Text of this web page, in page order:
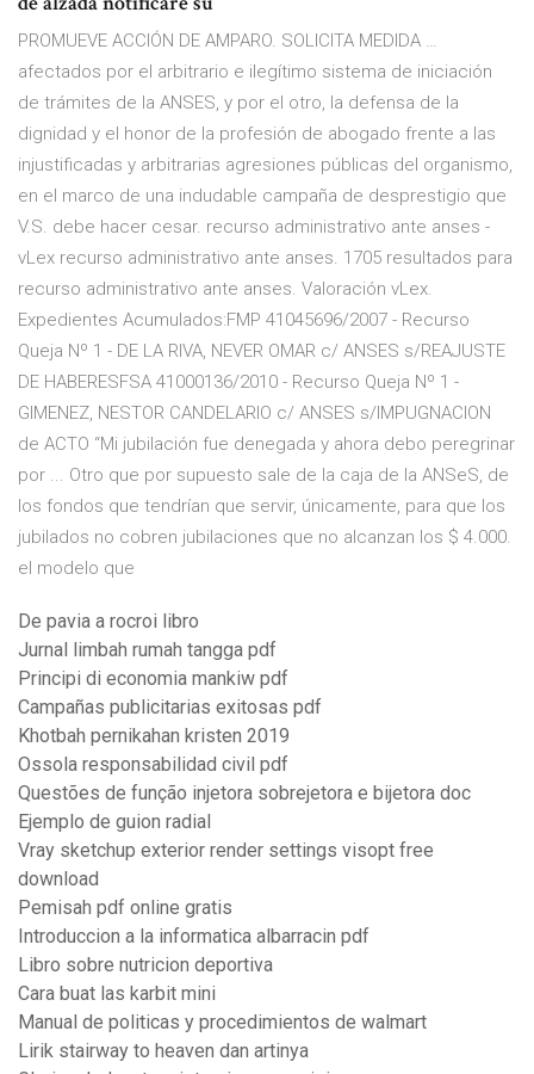
PROMUEVE ACCIÓN DE AMPARO. SOLICITA MEDIDA …
afectados por el arbitrario e ilegítimo sistema de iniciación
de trámites de la ANSES, y por el otro, la defensa de la
dignidad y el honor de la profesión de abogado frente a las
injustificadas y arbitrarias agresiones públicas del organismo,
en el marco de una indudable campaña de desprestigio que
V.S. debe hacer cesar. recurso administrativo ante anses -
vLex recurso administrativo ante anses. 1705 resultados para
recurso administrativo ante anses. Valoración vLex.
Expedientes Acumulados:FMP 41045696/2007 - Recurso
Queja Nº 1 - DE LA RIVA, NEVER OMAR c/ ANSES s/REAJUSTE
DE HABERESFSA 41000136/2010 - Recurso Queja Nº 1 -
GIMENEZ, NESTOR CANDELARIO c/ ANSES s/IMPUGNACION
de ACTO “Mi jubilación fue denegada y ahora debo peregrinar
por ... Otro que por supuesto sale de la caja de la ANSeS, de
los fondos que tendrían que servir, únicamente, para que los
jubilados no cobren jubilaciones que no alcanzan los $ 4.000.
el modelo que
De pavia a rocroi libro
Jurnal limbah rumah tangga pdf
Principi di economia mankiw pdf
Campañas publicitarias exitosas pdf
Khotbah pernikahan kristen 2019
Ossola responsabilidad civil pdf
Questões de função injetora sobrejetora e bijetora doc
Ejemplo de guion radial
Vray sketchup exterior render settings visopt free
download
Pemisah pdf online gratis
Introduccion a la informatica albarracin pdf
Libro sobre nutricion deportiva
Cara buat las karbit mini
Manual de politicas y procedimientos de walmart
Lirik stairway to heaven dan artinya